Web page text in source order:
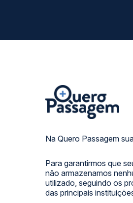
Na Quero Passagem
Para garantirmos que
não armazenamos
utilizado, seguindo os
das principais